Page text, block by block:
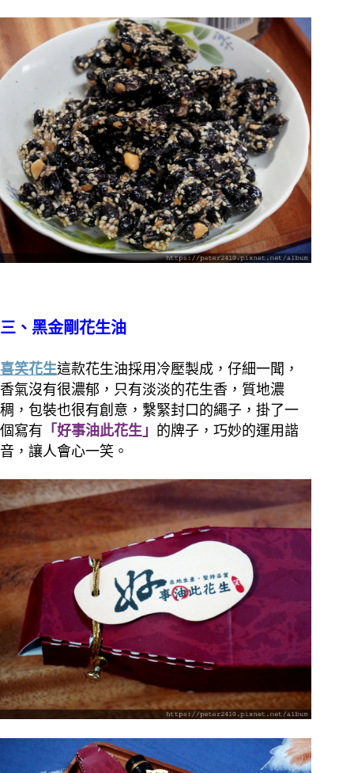
三、黑金剛花生油
喜笑花生這款花生油採用冷壓製成，仔細一聞，
香氣沒有很濃郁，只有淡淡的花生香，質地濃
稠，包裝也很有創意，繫緊封口的繩子，掛了一
個寫有 「好事油此花生」 的牌子，巧妙的運用諧
音，讓人會心一笑。